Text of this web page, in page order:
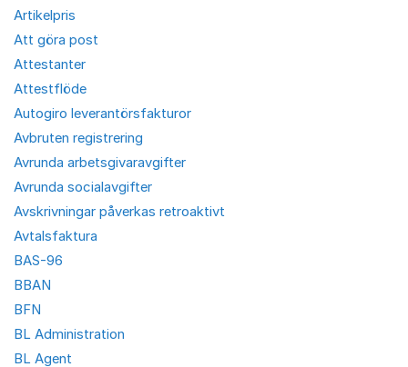
Artikelpris
Att göra post
Attestanter
Attestflöde
Autogiro leverantörsfakturor
Avbruten registrering
Avrunda arbetsgivaravgifter
Avrunda socialavgifter
Avskrivningar påverkas retroaktivt
Avtalsfaktura
BAS-96
BBAN
BFN
BL Administration
BL Agent